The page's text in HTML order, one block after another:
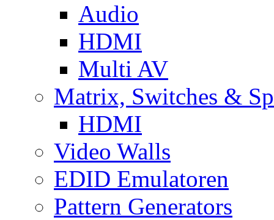
Audio
HDMI
Multi AV
Matrix, Switches &
HDMI
Video Walls
EDID Emulatoren
Pattern Generators